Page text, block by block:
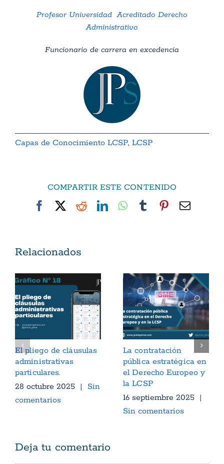
Profesor Universidad Acreditado Derecho
Administrativo
Funcionario de carrera en excedencia
Capas de Conocimiento LCSP, LCSP
COMPARTIR ESTE CONTENIDO
FacebookRedditLinkedInWhatsApp
TumblrPinterestCorreo
Relacionados
El pliego de cláusulas
administrativas
particulares.
28 octubre 2025 |
Sin
comentarios
La contratación
pública estratégica en
el Derecho Europeo y
la LCSP
16 septiembre 2025 |
Sin comentarios
Deja tu comentario